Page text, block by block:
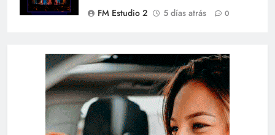
FM Estudio 2
5 días atrás 0